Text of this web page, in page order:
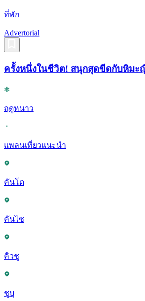
ที่พัก
Advertorial
ครั้งหนึ่งในชีวิต! สนุกสุดขีดกับหิมะ
ฤดูหนาว
แพลนเที่ยวแนะนำ
คันโต
คันไซ
คิวชู
ชูบุ